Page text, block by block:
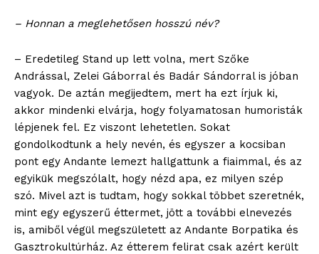
– Honnan a meglehetősen hosszú név?
– Eredetileg Stand up lett volna, mert Szőke
Andrással, Zelei Gáborral és Badár Sándorral is jóban
vagyok. De aztán megijedtem, mert ha ezt írjuk ki,
akkor mindenki elvárja, hogy folyamatosan humoristák
lépjenek fel. Ez viszont lehetetlen. Sokat
gondolkodtunk a hely nevén, és egyszer a kocsiban
pont egy Andante lemezt hallgattunk a fiaimmal, és az
egyikük megszólalt, hogy nézd apa, ez milyen szép
szó. Mivel azt is tudtam, hogy sokkal többet szeretnék,
mint egy egyszerű éttermet, jött a további elnevezés
is, amiből végül megszületett az Andante Borpatika és
Gasztrokultúrház. Az étterem felirat csak azért került